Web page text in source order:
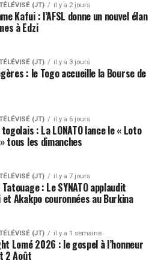
(JT) il y a 2 jours
Kafui : l’AFSL donne un nouvel élan
à Edzi
(JT) il y a 3 jours
: le Togo accueille la Bourse de
(JT) il y a 6 jours
: La LONATO lance le « Loto
tous les dimanches
(JT) il y a 7 jours
: Le SYNATO applaudit
et Akakpo couronnées au Burkina
(JT) il y a 1 semaine
Lomé 2026 : le gospel à l’honneur
2 Août